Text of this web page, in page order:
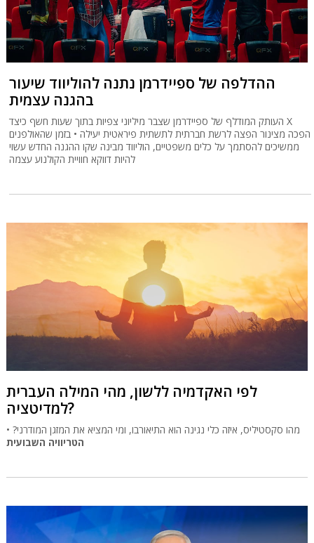
ההדלפה של ספיידרמן נתנה להוליווד שיעור
בהגנה עצמית
העותק המודלף של ספיידרמן שצבר מיליוני צפיות בתוך שעות חשף כיצד X
הפכה מצינור הפצה לרשת חברתית לתשתית פיראטית יעילה • בזמן שהאולפנים
ממשיכים להסתמך על כלים משפטיים, הוליווד מבינה שקו ההגנה החדש עשוי
להיות דווקא חוויית הקולנוע עצמה
לפי האקדמיה ללשון, מהי המילה העברית
למדיטציה?
מהו סקסטיליס, איזה כלי נגינה הוא התיאורבו, ומי המציא את המזגן המודרני? •
הטריוויה השבועית